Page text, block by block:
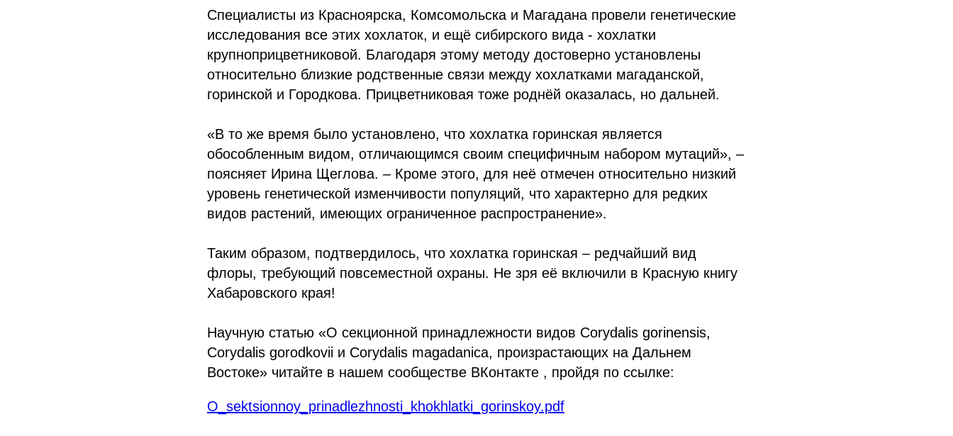
Специалисты из Красноярска, Комсомольска и Магадана провели генетические
исследования все этих хохлаток, и ещё сибирского вида - хохлатки
крупноприцветниковой. Благодаря этому методу достоверно установлены
относительно близкие родственные связи между хохлатками магаданской,
горинской и Городкова. Прицветниковая тоже роднёй оказалась, но дальней.
«В то же время было установлено, что хохлатка горинская является
обособленным видом, отличающимся своим специфичным набором мутаций», –
поясняет Ирина Щеглова. – Кроме этого, для неё отмечен относительно низкий
уровень генетической изменчивости популяций, что характерно для редких
видов растений, имеющих ограниченное распространение».
Таким образом, подтвердилось, что хохлатка горинская – редчайший вид
флоры, требующий повсеместной охраны. Не зря её включили в Красную книгу
Хабаровского края!
Научную статью «О секционной принадлежности видов Corydalis gorinensis,
Corydalis gorodkovii и Corydalis magadanica, произрастающих на Дальнем
Востоке» читайте в нашем сообществе ВКонтакте , пройдя по ссылке:
O_sektsionnoy_prinadlezhnosti_khokhlatki_gorinskoy.pdf